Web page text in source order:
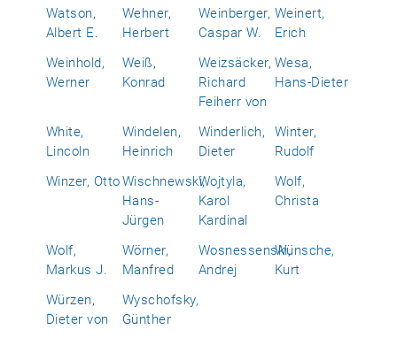
Watson,
Albert E.
Wehner,
Herbert
Weinberger,
Caspar W.
Weinert,
Erich
Weinhold,
Werner
Weiß,
Konrad
Weizsäcker,
Richard
Feiherr von
Wesa,
Hans-Dieter
White,
Lincoln
Windelen,
Heinrich
Winderlich,
Dieter
Winter,
Rudolf
Winzer, OttoWischnewski,
Hans-
Jürgen
Wojtyla,
Karol
Kardinal
Wolf,
Christa
Wolf,
Markus J.
Wörner,
Manfred
Wosnessenski,
Andrej
Wünsche,
Kurt
Würzen,
Dieter von
Wyschofsky,
Günther